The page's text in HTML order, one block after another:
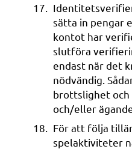
sätta in pengar
kontot har
slutföra
endast när det
nödvändig.
brottslighet och
och/eller
För att följa
spelaktiviteter